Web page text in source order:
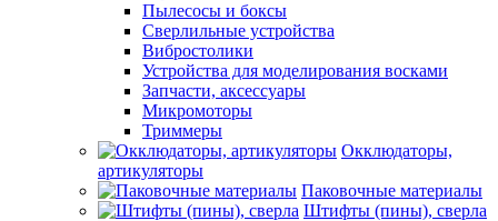
Пылесосы и боксы
Сверлильные устройства
Вибростолики
Устройства для моделирования восками
Запчасти, аксессуары
Микромоторы
Триммеры
Окклюдаторы,
артикуляторы
Паковочные материалы
Штифты (пины), сверла